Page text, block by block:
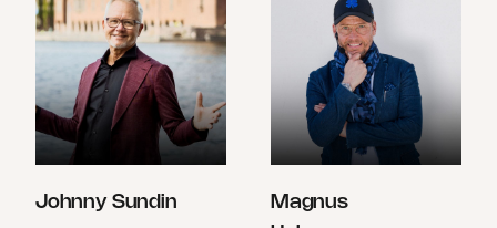
Johnny Sundin
Magnus